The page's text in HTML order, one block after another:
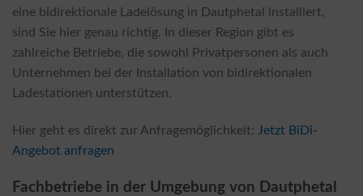
eine bidirektionale Ladelösung in Dautphetal installiert,
sind Sie hier genau richtig. In dieser Region gibt es
zahlreiche Betriebe, die sowohl Privatpersonen als auch
Unternehmen bei der Installation von bidirektionalen
Ladestationen unterstützen.
Hier geht es direkt zur Anfragemöglichkeit: Jetzt BiDi-
Angebot anfragen
Fachbetriebe in der Umgebung von Dautphetal